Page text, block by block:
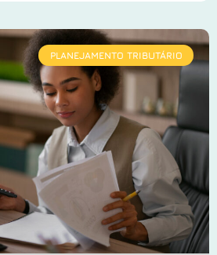
PLANEJAMENTO TRIBUTÁRIO